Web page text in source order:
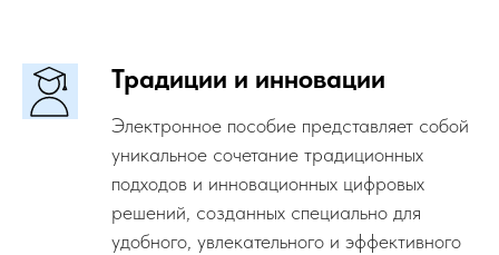
Традиции и инновации
Электронное пособие представляет собой
уникальное сочетание традиционных
подходов и инновационных цифровых
решений, созданных специально для
удобного, увлекательного и эффективного